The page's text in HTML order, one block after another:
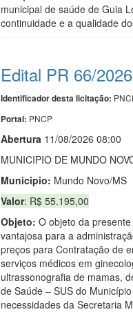
municipal de saúde de Guia
continuidade e a qualidade
Edital PR 66/2026
Identificador desta licitação:
Portal: PNCP
Abertura 11/08/2026 08:00
MUNICIPIO DE MUNDO
Municipio: Mundo Novo/MS
Valor: R$ 55.195,00
Objeto: O objeto da
vantajosa para a
preços para Contratação de
serviços médicos em
ultrassonografia de mamas,
de Saúde – SUS do
necessidades da Secretaria